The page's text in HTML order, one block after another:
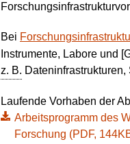
Bei
Instrumente, Labore und
z. B.
Laufende Vorhaben der
Arbeitsprogramm des
Forschung (PDF,